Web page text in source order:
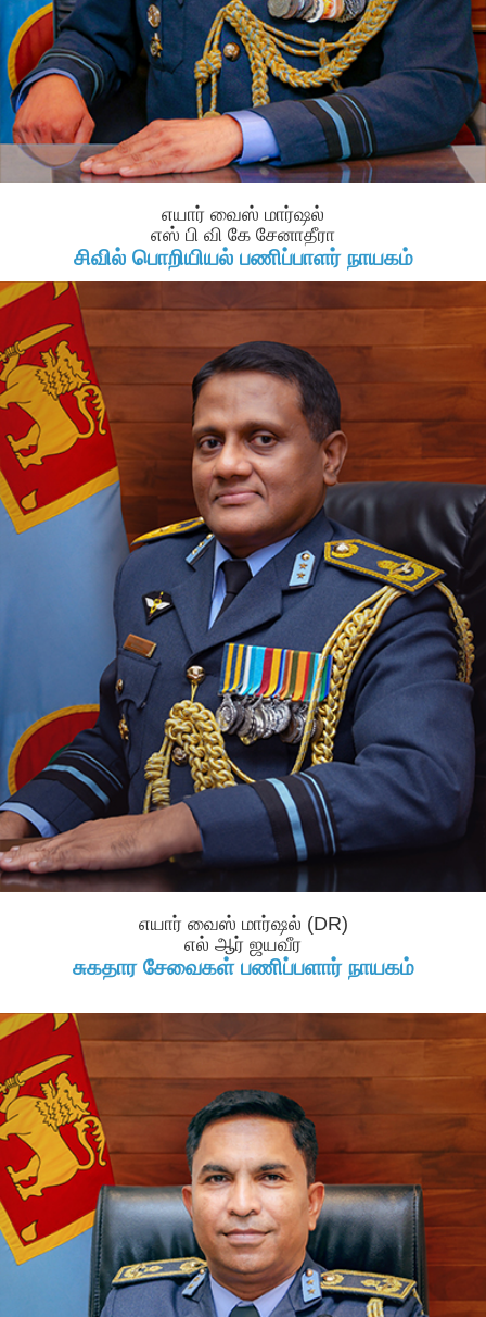
எயார் வைஸ் மார்ஷல்
எஸ் பி வி கே சேனாதீரா
சிவில் பொறியியல் பணிப்பாளர் நாயகம்
எயார் வைஸ் மார்ஷல் (DR)
எல் ஆர் ஜயவீர
சுகதார சேவைகள் பணிப்பளார் நாயகம்